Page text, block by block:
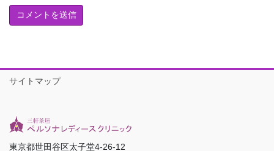
サイトマップ
東京都世田谷区太子堂4-26-12